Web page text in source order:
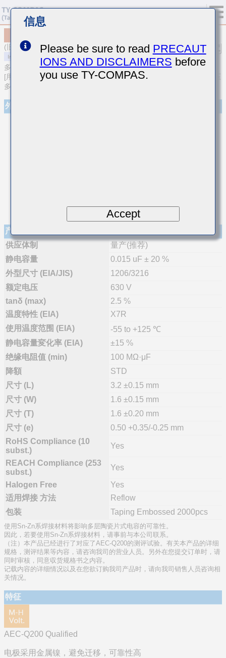
(旧型号 SMK316B7153MLHT)
多层陶瓷电容器
[用于汽车车身／信息娱乐及高可靠性 (AEC-Q200 Qualified) 中高耐压
多层陶瓷电容器]
外观
产品规格
供应体制
量产(推荐)
静电容量
0.015 uF ± 20 %
外型尺寸 (EIA/JIS)
1206/3216
额定电压
630 V
tanδ (max)
2.5 %
温度特性 (EIA)
X7R
使用温度范围 (EIA)
-55 to +125 ℃
静电容量変化率 (EIA)
±15 %
绝缘电阻值 (min)
100 MΩ·μF
降額
STD
尺寸 (L)
3.2 ±0.15 mm
尺寸 (W)
1.6 ±0.15 mm
尺寸 (T)
1.6 ±0.20 mm
尺寸 (e)
0.50 +0.35/-0.25 mm
RoHS Compliance (10
subst.)
Yes
REACH Compliance (253
subst.)
Yes
Halogen Free
Yes
适用焊接 方法
Reflow
包装
Taping Embossed 2000pcs
使用Sn-Zn系焊接材料将影响多层陶瓷片式电容的可靠性。
因此，若要使用Sn-Zn系焊接材料，请事前与本公司联系。
（注）本产品已经进行了对应了AEC-Q200的测评试验。有关本产品的详细
规格，测评结果等内容，请咨询我司的营业人员。另外在您提交订单时，请
同时审核，同意収货规格书之内容。
记载内容的详细情况以及在您欲订购我司产品时，请向我司销售人员咨询相
关情况。
特征
AEC-Q200 Qualified
电极采用金属镍，避免迁移，可靠性高
信息
Please be sure to read PRECAUT
IONS AND DISCLAIMERS before
you use TY-COMPAS.
Accept